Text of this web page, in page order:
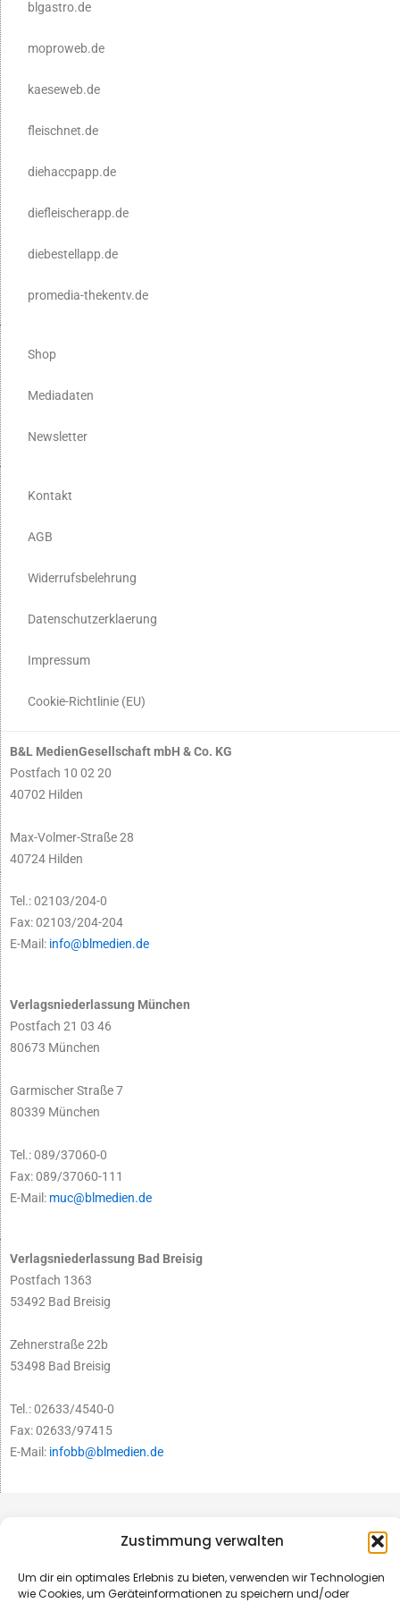
Zustimmung verwalten
Um dir ein optimales Erlebnis zu bieten, verwenden wir Technologien
wie Cookies, um Geräteinformationen zu speichern und/oder
blgastro.de
moproweb.de
kaeseweb.de
fleischnet.de
diehaccpapp.de
diefleischerapp.de
diebestellapp.de
promedia-thekentv.de
Shop
Mediadaten
Newsletter
Kontakt
AGB
Widerrufsbelehrung
Datenschutzerklaerung
Impressum
Cookie-Richtlinie (EU)
B&L MedienGesellschaft mbH & Co. KG
Postfach 10 02 20
40702 Hilden
Max-Volmer-Straße 28
40724 Hilden
Tel.: 02103/204-0
Fax: 02103/204-204
E-Mail: info@blmedien.de
Verlagsniederlassung München
Postfach 21 03 46
80673 München
Garmischer Straße 7
80339 München
Tel.: 089/37060-0
Fax: 089/37060-111
E-Mail: muc@blmedien.de
Verlagsniederlassung Bad Breisig
Postfach 1363
53492 Bad Breisig
Zehnerstraße 22b
53498 Bad Breisig
Tel.: 02633/4540-0
Fax: 02633/97415
E-Mail: infobb@blmedien.de